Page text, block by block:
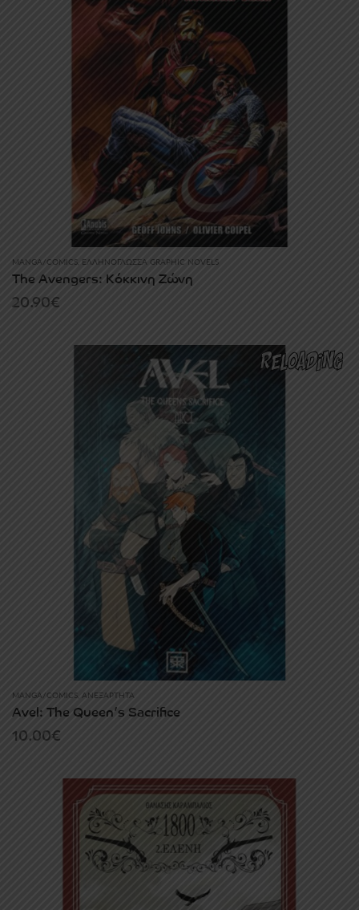
MANGA/COMICS ΕΛΛΗΝΌΓΛΩΣΣΑ GRAPHIC NOVELS
The Avengers: Κόκκινη Ζώνη
20.90€
MANGA/COMICS ΑΝΕΞΆΡΤΗΤΑ
Avel: The Queen’s Sacrifice
10.00€